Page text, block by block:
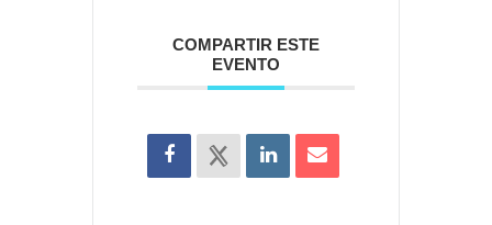
COMPARTIR ESTE
EVENTO